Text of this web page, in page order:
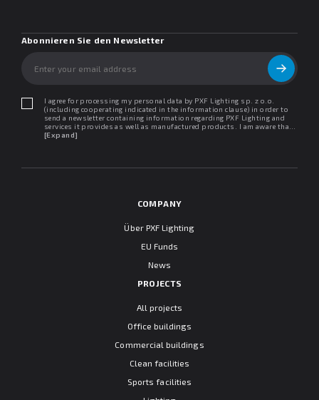
Abonnieren Sie den Newsletter
I agree for processing my personal data by PXF Lighting sp. z o.o.
(including cooperating indicated in the information clause) in order to
send a newsletter containing information regarding PXF Lighting and
services it provides as well as manufactured products. I am aware that I
may withdraw my consent at any time. I declare that I have read the
[Expand]
COMPANY
Über PXF Lighting
EU Funds
News
PROJECTS
All projects
Office buildings
Commercial buildings
Clean facilities
Sports facilities